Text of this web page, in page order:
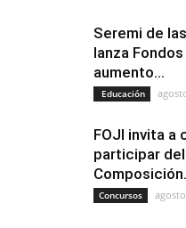
Seremi de
lanza
aumento...
Educación
FOJI invita
participar
Concursos